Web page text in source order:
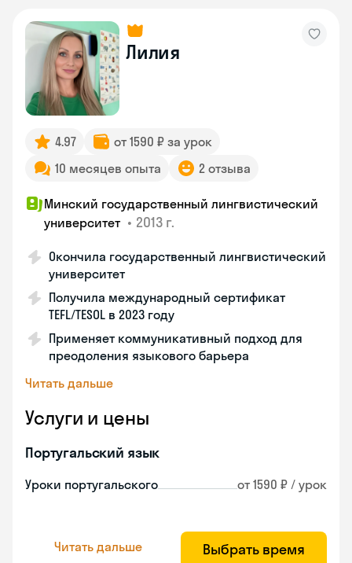
Лилия
4.97
от 1590 ₽ за урок
10 месяцев опыта
2 отзыва
Минский государственный лингвистический
университет • 2013 г.
Окончила государственный лингвистический
университет
Получила международный сертификат
TEFL/TESOL в 2023 году
Применяет коммуникативный подход для
преодоления языкового барьера
Читать дальше
Услуги и цены
Португальский язык
Уроки португальского от 1590 ₽ / урок
Читать дальше Выбрать время